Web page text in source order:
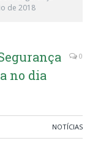
de 2018
no dia
0
NOTÍCIAS